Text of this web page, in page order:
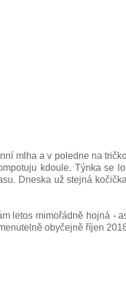
mlha a v poledne na
kdoule. Týnka se
Dneska už stejná
letos mimořádně hojná -
obyčejně říjen